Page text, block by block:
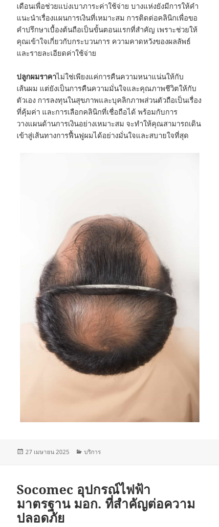
เดือนเพื่อช่วยแบ่งเบาภาระค่าใช้จ่าย บางแห่งยังมีการให้คำ
แนะนำเรื่องแผนการเงินที่เหมาะสม การติดต่อคลินิกเพื่อขอ
คำปรึกษาเบื้องต้นถือเป็นขั้นตอนแรกที่สำคัญ เพราะช่วยให้
คุณเข้าใจเกี่ยวกับกระบวนการ ความคาดหวังของผลลัพธ์
และรายละเอียดค่าใช้จ่าย
ปลูกผมราคาไม่ใช่เพียงแค่การคืนความหนาแน่นให้กับ
เส้นผม แต่ยังเป็นการคืนความมั่นใจและคุณภาพชีวิตให้กับ
ตัวเอง การลงทุนในสุขภาพและบุคลิกภาพส่วนตัวถือเป็นเรื่อง
ที่คุ้มค่า และการเลือกคลินิกที่เชื่อถือได้ พร้อมกับการ
วางแผนด้านการเงินอย่างเหมาะสม จะทำให้คุณสามารถเดิน
เข้าสู่เส้นทางการฟื้นฟูผมได้อย่างมั่นใจและสบายใจที่สุด
เขียน
27 เมษายน 2025
หมวด
บริการ
Socomec อุปกรณ์ไฟฟ้า
มาตรฐาน มอก. ที่สำคัญต่อความ
ปลอดภัย